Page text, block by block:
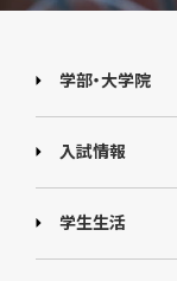
学部・大学院
入試情報
学生生活